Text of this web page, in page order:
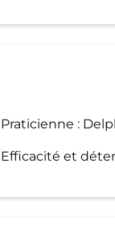
Praticienne :
Efficacité et